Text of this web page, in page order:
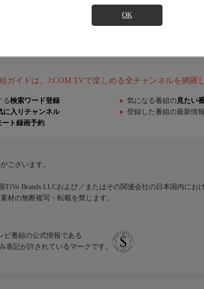
OK
ガイドは、J:COM TVで楽しめる全チャンネルを網羅
る検索ワード登録 気になる番組の 見たい
に入りチャンネル 登録した番組の最新情
ート録画予約
ございます。
Brands LLCおよび／またはその関連会社の日本国内にお
材の無断複写・転載を禁じます。
ビ番組の公式情報である
表記が許されているマークです。